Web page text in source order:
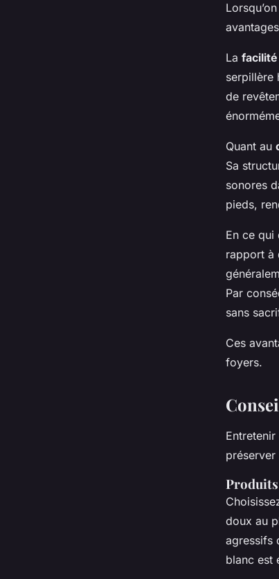
La facilité
serpillère
de
Quant au
Sa
sonores
pieds,
En ce qui
rapport à
Par
sans
Ces
foyers.
préserver
doux au
agressifs
blanc est